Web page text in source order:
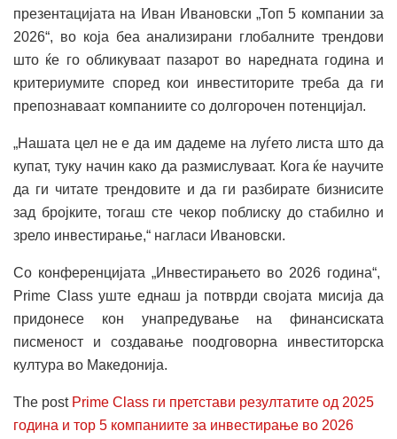
презентацијата на Иван Ивановски „Топ 5 компании за
2026“, во која беа анализирани глобалните трендови
што ќе го обликуваат пазарот во наредната година и
критериумите според кои инвеститорите треба да ги
препознаваат компаниите со долгорочен потенцијал.
„Нашата цел не е да им дадеме на луѓето листа што да
купат, туку начин како да размислуваат. Кога ќе научите
да ги читате трендовите и да ги разбирате бизнисите
зад бројките, тогаш сте чекор поблиску до стабилно и
зрело инвестирање,“ нагласи Ивановски.
Со конференцијата „Инвестирањето во 2026 година“,
Prime Class уште еднаш ја потврди својата мисија да
придонесе кон унапредување на финансиската
писменост и создавање поодговорна инвеститорска
култура во Македонија.
The post Prime Class ги претстави резултатите од 2025
година и тop 5 компаниите за инвестирање во 2026